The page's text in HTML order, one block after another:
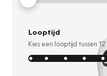
Looptijd
Kies een looptijd tussen 12